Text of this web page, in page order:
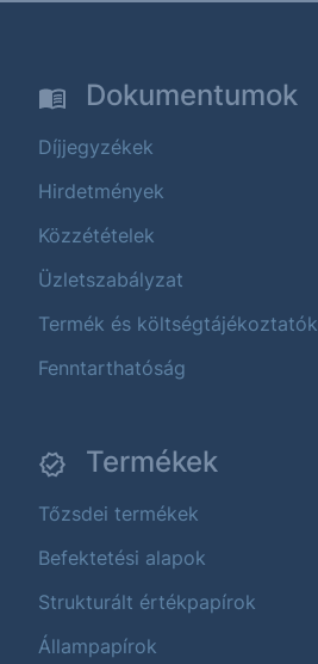
Dokumentumok
Díjjegyzékek
Hirdetmények
Közzétételek
Üzletszabályzat
Termék és költségtájékoztatók
Fenntarthatóság
Termékek
Tőzsdei termékek
Befektetési alapok
Strukturált értékpapírok
Állampapírok